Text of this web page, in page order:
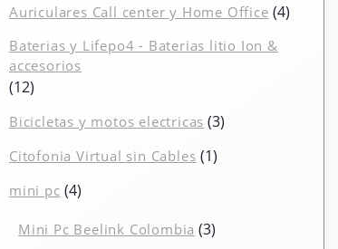
Auriculares Call center y Home Office 44
Baterias y Lifepo4 - Baterias litio Ion &
accesorios
1212
Bicicletas y motos electricas 33
Citofonia Virtual sin Cables 11
mini pc 44
Mini Pc Beelink Colombia 33